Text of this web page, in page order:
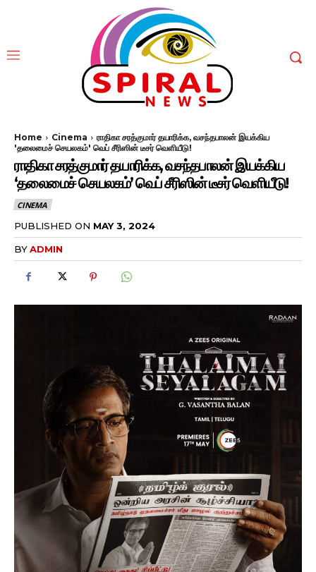
Home Cinema
ராதிகா சரத்குமார் தயாரிக்க, வசந்தபாலன் இயக்கிய
'தலைமைச் செயலகம்' வெப் சீரிஸின் டீசர் வெளியீடு!
ராதிகா சரத்குமார் தயாரிக்க, வசந்தபாலன் இயக்கிய
‘தலைமைச் செயலகம்’ வெப் சீரிஸின் டீசர் வெளியீடு!
CINEMA
PUBLISHED ON MAY 3, 2024
BYADMIN